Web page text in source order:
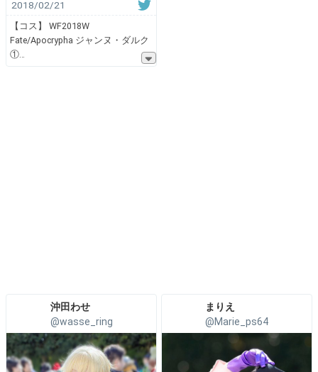
2018/02/21
【コス】 WF2018W
Fate/Apocrypha ジャンヌ・ダルク
①
沖田わせ
@wasse_ring
まりえ
@Marie_ps64